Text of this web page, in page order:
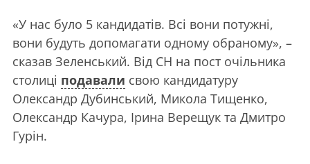
«У нас було 5 кандидатів. Всі вони потужні,
вони будуть допомагати одному обраному», –
сказав Зеленський. Від СН на пост очільника
столиці подавали свою кандидатуру
Олександр Дубинський, Микола Тищенко,
Олександр Качура, Ірина Верещук та Дмитро
Гурін.